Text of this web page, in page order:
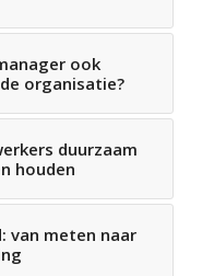
ook
organisatie?
duurzaam
houden
van meten naar